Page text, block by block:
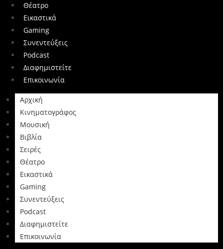
Θέατρο
Εικαστικά
Gaming
Συνεντεύξεις
Podcast
Διαφημιστείτε
Επικοινωνία
Αρχική
Κινηματογράφος
Μουσική
Βιβλία
Σειρές
Θέατρο
Εικαστικά
Gaming
Συνεντεύξεις
Podcast
Διαφημιστείτε
Επικοινωνία